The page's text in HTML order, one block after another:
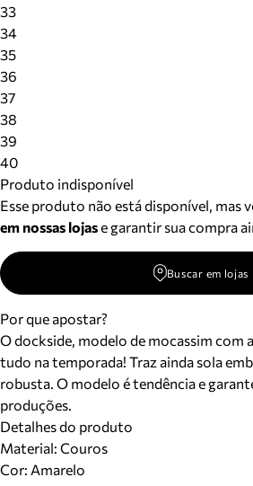
33
34
35
36
37
38
39
40
Produto indisponível
Esse produto não está disponível, mas
em nossas lojase garantir sua compra
Buscar em lojas
Por que apostar?
O dockside, modelo de mocassim com
tudo na temporada! Traz ainda sola
robusta. O modelo é tendência e
produções.
Detalhes do produto
Material: Couros
Cor: Amarelo